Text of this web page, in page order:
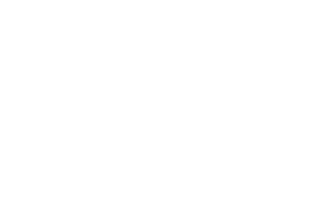
de kapstok
altijd
En met
en
En alleen zo